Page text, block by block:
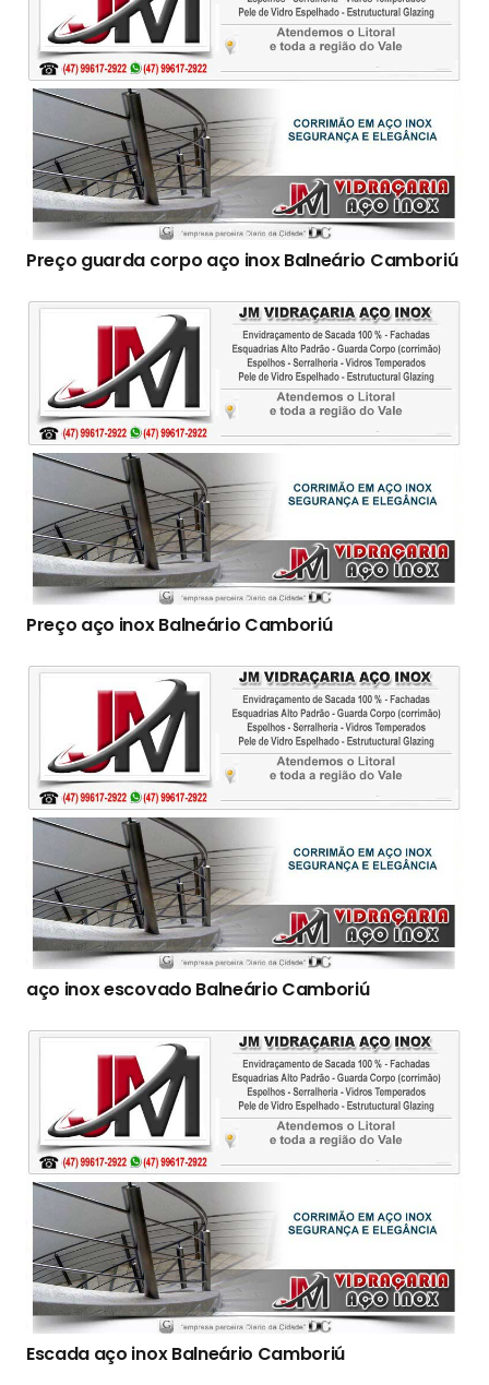
Preço guarda corpo aço inox Balneário Camboriú
Preço aço inox Balneário Camboriú
aço inox escovado Balneário Camboriú
Escada aço inox Balneário Camboriú